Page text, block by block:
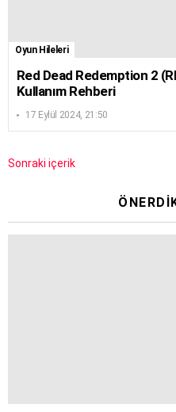
Oyun Hileleri
Red Dead Redemption 2
Kullanım Rehberi
17 Eylül 2024, 21:50
Sonraki içerik